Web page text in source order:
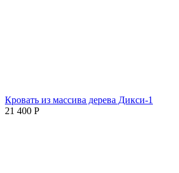
Кровать из массива дерева Дикси-1
21 400 Р